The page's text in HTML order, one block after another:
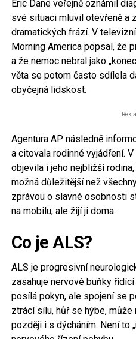
Eric Dane veřejně oznámil
své situaci mluvil otevřeně a
dramatických frází. V
Morning America popsal, že
a že nemoc nebral jako
věta se potom často sdílela
obyčejná lidskost.
Agentura AP následně
a citovala rodinné vyjádření.
objevila i jeho nejbližší
možná důležitější než
zprávou o slavné osobnosti
na mobilu, ale žijí ji doma.
Co je ALS?
ALS je progresivní
zasahuje nervové buňky
posílá pokyn, ale spojení se
ztrácí sílu, hůř se hýbe,
později i s dýcháním. Není to